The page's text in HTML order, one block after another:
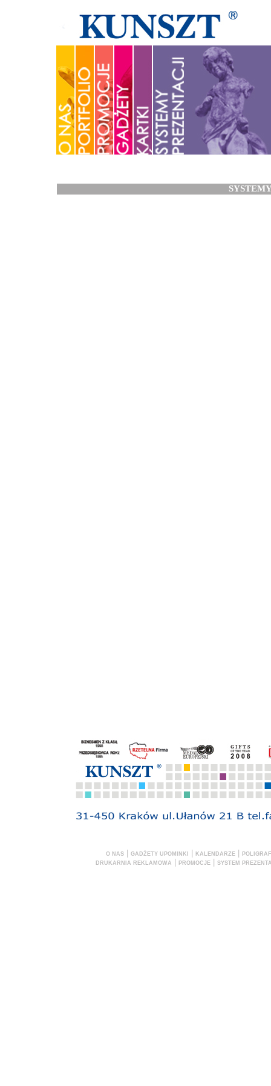
O NAS| GADŻETY UPOMINKI KALENDARZE|
DRUKARNIA REKLAMOWA
PROMOCJE SYSTEM